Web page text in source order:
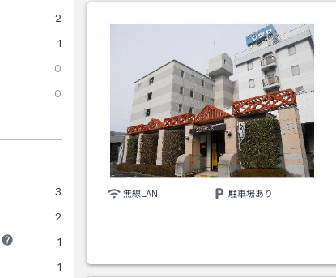
2
1
0
0
3
2
1
1
無線LAN 駐車場あり